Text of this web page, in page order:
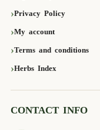
Privacy Policy
My account
Terms and conditions
Herbs Index
CONTACT INFO